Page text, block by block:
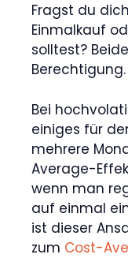
Fragst du
Einmalkauf
solltest?
Berechtigung.
Bei
einiges für
mehrere
Average-
wenn man
auf einmal
ist dieser
zum Cost-